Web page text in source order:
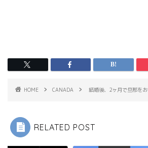
HOME CANADA 結婚後、2ヶ月で旦那を
RELATED POST